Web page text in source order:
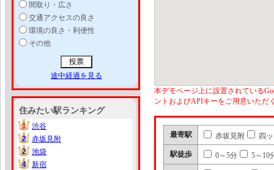
間取り・広さ
交通アクセスの良さ
環境の良さ・利便性
その他
途中経過を見る
住みたい駅ランキング
1
1
渋谷
2
2
赤坂見附
2
2
池袋
4
4
新宿
本デモページ上に設置されている
ントおよびAPIキーをご用意いただ
最寄駅 赤坂見附 四
駅徒歩 0～5分 5～10